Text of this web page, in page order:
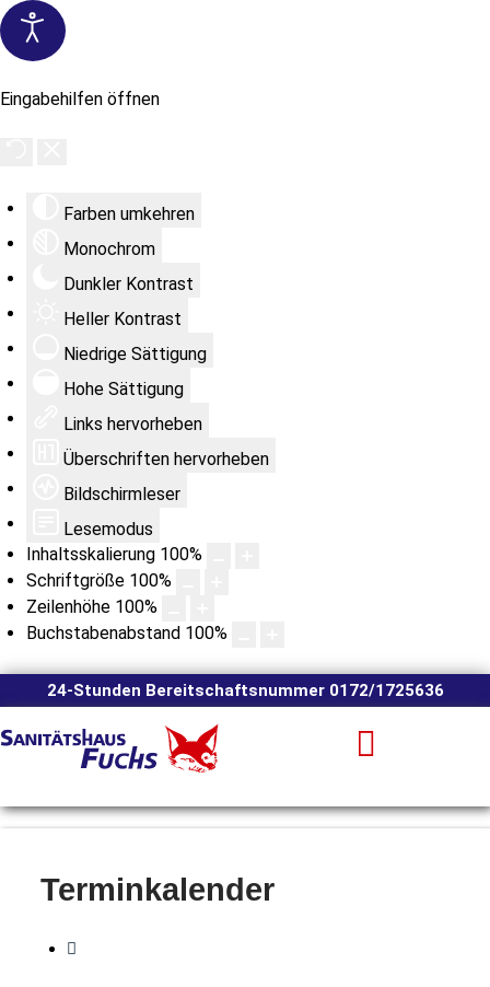
Eingabehilfen öffnen
Farben umkehren
Monochrom
Dunkler Kontrast
Heller Kontrast
Niedrige Sättigung
Hohe Sättigung
Links hervorheben
Überschriften hervorheben
Bildschirmleser
Lesemodus
Inhaltsskalierung 100%
Schriftgröße 100%
Zeilenhöhe 100%
Buchstabenabstand 100%
24-Stunden Bereitschaftsnummer 0172/1725636
Terminkalender